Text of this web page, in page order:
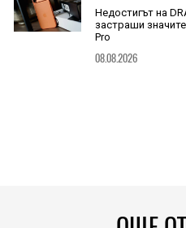
Недостигът на
застраши
Pro
08.08.2026